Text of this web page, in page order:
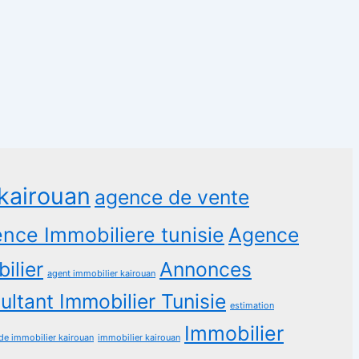
agence de vente
Immobiliere tunisie Agence
agent immobilier kairouan Annonces
Immobilier Tunisie estimation
immobilier kairouan immobilier kairouan Immobilier